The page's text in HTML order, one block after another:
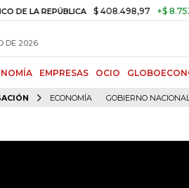
REPÚBLICA $ 408.498,97 +$ 8.753,81
DE 2026
EMPRESAS OCIO
ECONOMÍA GOBIERNO